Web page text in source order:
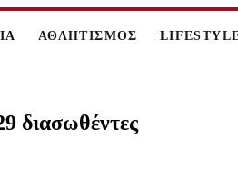
ΑΘΛΗΤΙΣΜΟΣ
διασωθέντες